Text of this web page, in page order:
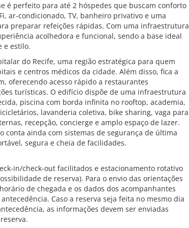
é perfeito para até 2 hóspedes que buscam conforto
ar-condicionado, TV, banheiro privativo e uma
preparar refeições rápidas. Com uma infraestrutura
acolhedora e funcional, sendo a base ideal
e estilo.
do Recife, uma região estratégica para quem
e centros médicos da cidade. Além disso, fica a
oferecendo acesso rápido a restaurantes
turísticas. O edifício dispõe de uma infraestrutura
piscina com borda infinita no rooftop, academia,
lavanderia coletiva, bike sharing, vaga para
recepção, concierge e amplo espaço de lazer.
conta ainda com sistemas de segurança de última
segura e cheia de facilidades.
in/check-out facilitados e estacionamento rotativo
de reserva). Para o envio das orientações
de chegada e os dados dos acompanhantes
Caso a reserva seja feita no mesmo dia
as informações devem ser enviadas